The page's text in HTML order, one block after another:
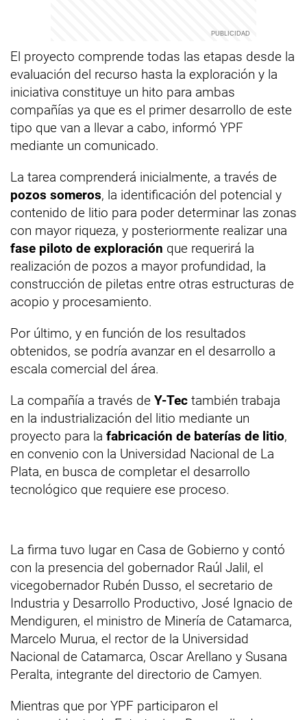
El proyecto comprende todas las etapas desde la
evaluación del recurso hasta la exploración y la
iniciativa constituye un hito para ambas
compañías ya que es el primer desarrollo de este
tipo que van a llevar a cabo, informó YPF
mediante un comunicado.
La tarea comprenderá inicialmente, a través de
pozos someros, la identificación del potencial y
contenido de litio para poder determinar las zonas
con mayor riqueza, y posteriormente realizar una
fase piloto de exploración que requerirá la
realización de pozos a mayor profundidad, la
construcción de piletas entre otras estructuras de
acopio y procesamiento.
Por último, y en función de los resultados
obtenidos, se podría avanzar en el desarrollo a
escala comercial del área.
La compañía a través de Y-Tec también trabaja
en la industrialización del litio mediante un
proyecto para la fabricación de baterías de litio,
en convenio con la Universidad Nacional de La
Plata, en busca de completar el desarrollo
tecnológico que requiere ese proceso.
La firma tuvo lugar en Casa de Gobierno y contó
con la presencia del gobernador Raúl Jalil, el
vicegobernador Rubén Dusso, el secretario de
Industria y Desarrollo Productivo, José Ignacio de
Mendiguren, el ministro de Minería de Catamarca,
Marcelo Murua, el rector de la Universidad
Nacional de Catamarca, Oscar Arellano y Susana
Peralta, integrante del directorio de Camyen.
Mientras que por YPF participaron el